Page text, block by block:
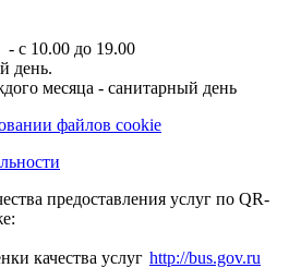
- с 10.00 до 19.00
день.
месяца - санитарный день
файлов cookie
предоставления услуг по QR-
http://bus.gov.ru